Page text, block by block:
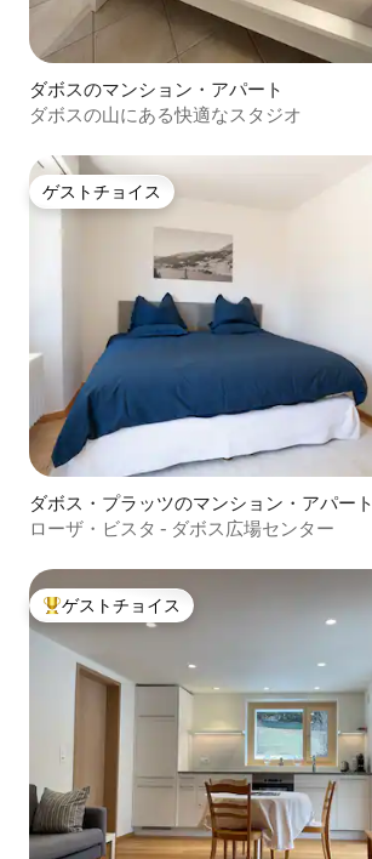
ダボスのマンション・アパート
ダボスの山にある快適なスタジオ
ゲストチョイス
ゲストチョイス
ダボス・プラッツのマンション・アパート
ローザ・ビスタ - ダボス広場センター
大好評のゲストチョイスです。
ゲストチョイス